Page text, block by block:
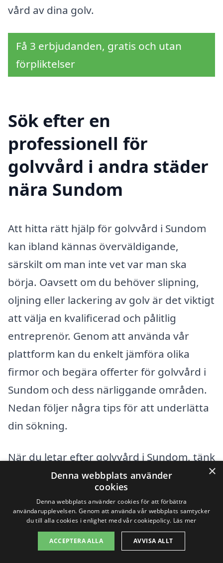
vård av dina golv.
Få 3 erbjudanden, gratis och utan
förpliktelser
Sök efter en
professionell för
golvvård i andra städer
nära Sundom
Att hitta rätt hjälp för golvvård i Sundom
kan ibland kännas överväldigande,
särskilt om man inte vet var man ska
börja. Oavsett om du behöver slipning,
oljning eller lackering av golv är det viktigt
att välja en kvalificerad och pålitlig
entreprenör. Genom att använda vår
plattform kan du enkelt jämföra olika
firmor och begära offerter för golvvård i
Sundom och dess närliggande områden.
Nedan följer några tips för att underlätta
din sökning.
När du letar efter golvvård i Sundom, tänk
på att det kan vara värt att utvidga din
sökning till omgivande städer. Här är
några städer där du också kan hitta
professionella golvvårdstjänster:
×
Denna webbplats använder
cookies
Denna webbplats använder cookies för att förbättra
användarupplevelsen. Genom att använda vår webbplats samtycker
du till alla cookies i enlighet med vår cookiepolicy. Läs mer
ACCEPTERA ALLA AVVISA ALLT